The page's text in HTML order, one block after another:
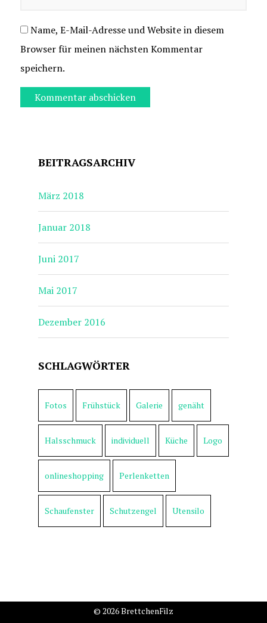
Name, E-Mail-Adresse und Website in diesem
Browser für meinen nächsten Kommentar
speichern.
BEITRAGSARCHIV
März 2018
Januar 2018
Juni 2017
Mai 2017
Dezember 2016
SCHLAGWÖRTER
Fotos Frühstück Galerie genäht
Halsschmuck individuell Küche Logo
onlineshopping Perlenketten
Schaufenster Schutzengel Utensilo
© 2026 BrettchenFilz